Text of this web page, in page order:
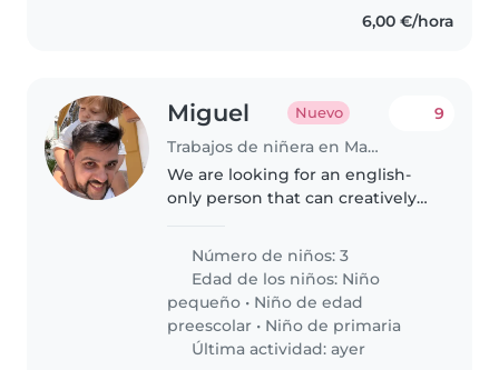
6,00 €/hora
Miguel Nuevo
Trabajos de niñera en Madrid
9
We are looking for an english-
only person that can creatively
Número de niños: 3
Edad de los niños: Niño
pequeño • Niño de edad
preescolar • Niño de primaria
Última actividad: ayer